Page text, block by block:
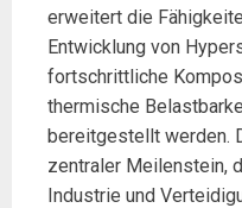
erweitert die
Entwicklung von
fortschrittliche
thermische
bereitgestellt werden.
zentraler Meilenstein,
Industrie und